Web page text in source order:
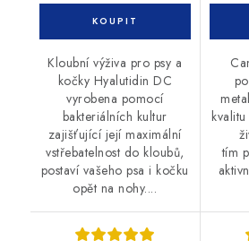
Kloubní výživa pro psy a
kočky Hyalutidin DC
vyrobena pomocí
bakteriálních kultur
zajišťující její maximální
vstřebatelnost do kloubů,
postaví vašeho psa i kočku
opět na nohy....
tím